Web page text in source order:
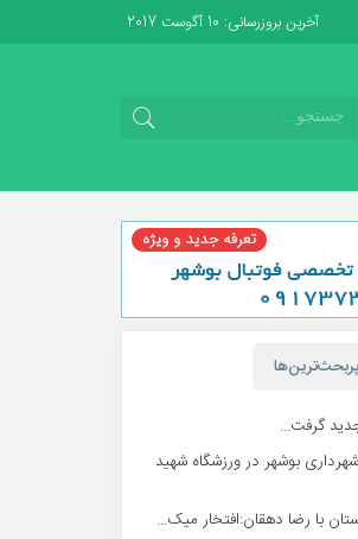
آخرین بروزرسانی: 10 آگوست 2017
پربحث‌ترین‌ها
گرفت...
بوشهر در ورزشگاه شهید
با رضا دهقان:افتخار میک...